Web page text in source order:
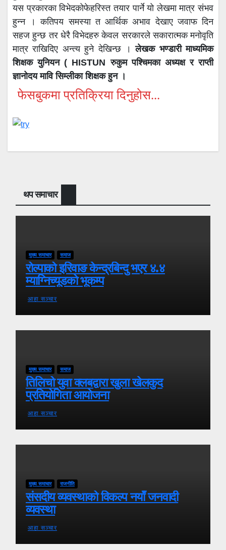
यस प्रकारका विभेदकोफेहरिस्त तयार पार्ने यो लेखमा मात्र संभव
हुन्न । कतिपय समस्या त आर्थिक अभाव देखाए जवाफ दिन
सहज हुन्छ तर धेरै विभेदहरु केवल सरकारले सकारात्मक मनोवृति
मात्र राखिदिए अन्त्य हुने देखिन्छ ।लेखक भण्डारी माध्यमिक
शिक्षक युनियन ( HISTUN रुकुम पश्चिमका अध्यक्ष र राप्ती
ज्ञानोदय मावि सिम्लीका शिक्षक हुन ।
फेसबुकमा प्रतिक्रिया दिनुहोस...
थप समाचार
मुख्य समाचार समाज
रोल्पाको इरिवाङ केन्द्रबिन्दु भएर ४.४
म्याग्निच्यूडको भूकम्प
आहा सञ्चार
मुख्य समाचार समाज
तिलिचो युवा क्लबद्वारा खुला खेलकुद
प्रतियोगिता आयोजना
आहा सञ्चार
मुख्य समाचार राजनीति
संसदीय व्यवस्थाको विकल्प नयाँ जनवादी
व्यवस्था
आहा सञ्चार